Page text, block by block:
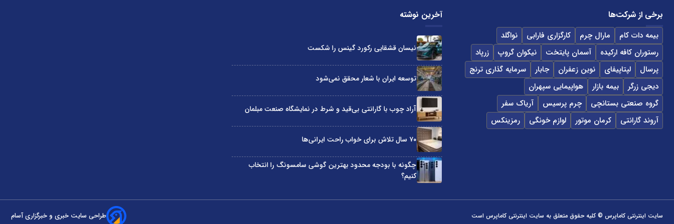
برخی از شرکت‌ها
بیمه دات کام مارال چرم کارگزاری فارابی
نواگلد
رستوران کافه ارکیده
آسمان پایتخت نیکوان گروپ
زرپاد
پرسال
لپتاپیفای نوین زعفران جابار
سرمایه گذاری ترنج
دیجی زرگر
بیمه بازار
هواپیمایی سپهران
گروه صنعتی بستانچی
چرم پرسیس
آریاک سفر
آروند گارانتی
کرمان موتور لوازم خونگی رمزینکس
آخرین نوشته
نیسان قشقایی رکورد گینس را شکست
توسعه ایران با شعار محقق نمی‌شود
آراد چوب با گارانتی بی‌قید و شرط در نمایشگاه صنعت مبلمان
۷۰ سال تلاش برای خواب راحت ایرانی‌ها
چگونه با بودجه محدود بهترین گوشی سامسونگ را انتخاب
کنیم؟
سایت اینترنتی کاماپرس © کلیه حقوق متعلق به سایت اینترنتی کاماپرس است طراحی سایت خبری و خبرگزاری آسام